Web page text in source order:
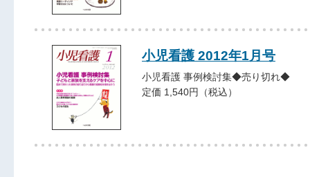
小児看護 2012年1月号
小児看護 事例検討集◆売り切れ◆
定価 1,540円（税込）